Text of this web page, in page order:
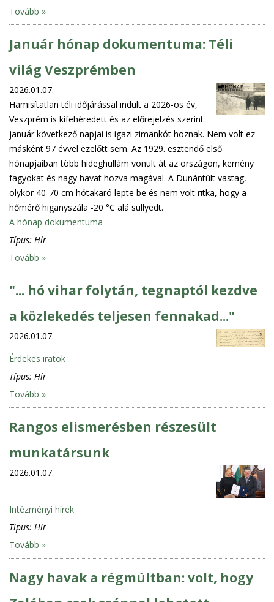
Tovább »
Január hónap dokumentuma: Téli
világ Veszprémben
2026.01.07.
Hamisítatlan téli időjárással indult a 2026-os év,
Veszprém is kifehéredett és az előrejelzés szerint
január következő napjai is igazi zimankót hoznak. Nem volt ez
másként 97 évvel ezelőtt sem. Az 1929. esztendő első
hónapjaiban több hideghullám vonult át az országon, kemény
fagyokat és nagy havat hozva magával. A Dunántúlt vastag,
olykor 40-70 cm hótakaró lepte be és nem volt ritka, hogy a
hőmérő higanyszála -20 °C alá süllyedt.
A hónap dokumentuma
Típus: Hír
Tovább »
"... hó vihar folytán, tegnaptól kezdve
a közlekedés teljesen fennakad..."
2026.01.07.
Érdekes iratok
Típus: Hír
Tovább »
Rangos elismerésben részesült
munkatársunk
2026.01.07.
Intézményi hírek
Típus: Hír
Tovább »
Nagy havak a régmúltban: volt, hogy